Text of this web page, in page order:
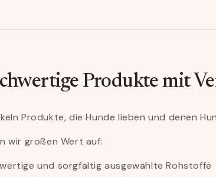
Produkte mit
Produkte, die Hunde lieben und denen
wir großen Wert auf:
und sorgfältig ausgewählte Rohstoffe